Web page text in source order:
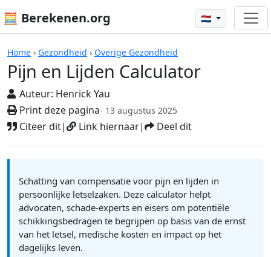
🧮 Berekenen.org 🇳🇱
Home › Gezondheid › Overige Gezondheid
Pijn en Lijden Calculator
Auteur: Henrick Yau
Print deze pagina- 13 augustus 2025
Citeer dit| Link hiernaar| Deel dit
Rekenmachines
Schatting van compensatie voor pijn en lijden in
persoonlijke letselzaken. Deze calculator helpt
advocaten, schade-experts en eisers om potentiële
schikkingsbedragen te begrijpen op basis van de ernst
van het letsel, medische kosten en impact op het
dagelijks leven.